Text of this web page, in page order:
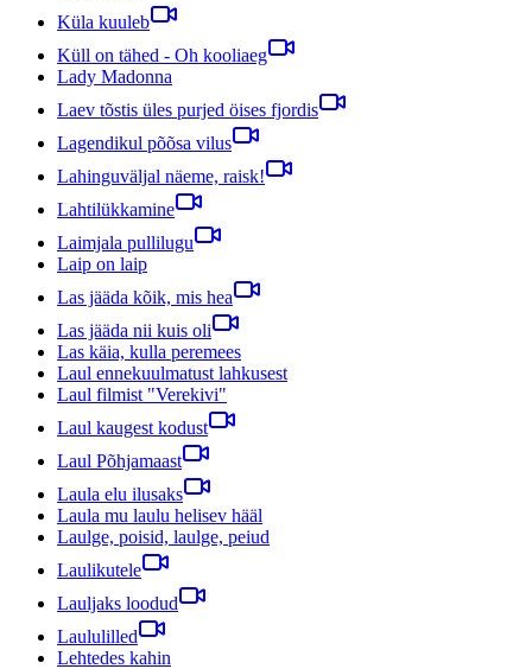
Küla kuuleb
Küll on tähed - Oh kooliaeg
Lady Madonna
Laev tõstis üles purjed öises fjordis
Lagendikul põõsa vilus
Lahinguväljal näeme, raisk!
Lahtilükkamine
Laimjala pullilugu
Laip on laip
Las jääda kõik, mis hea
Las jääda nii kuis oli
Las käia, kulla peremees
Laul ennekuulmatust lahkusest
Laul filmist "Verekivi"
Laul kaugest kodust
Laul Põhjamaast
Laula elu ilusaks
Laula mu laulu helisev hääl
Laulge, poisid, laulge, peiud
Laulikutele
Lauljaks loodud
Laululilled
Lehtedes kahin